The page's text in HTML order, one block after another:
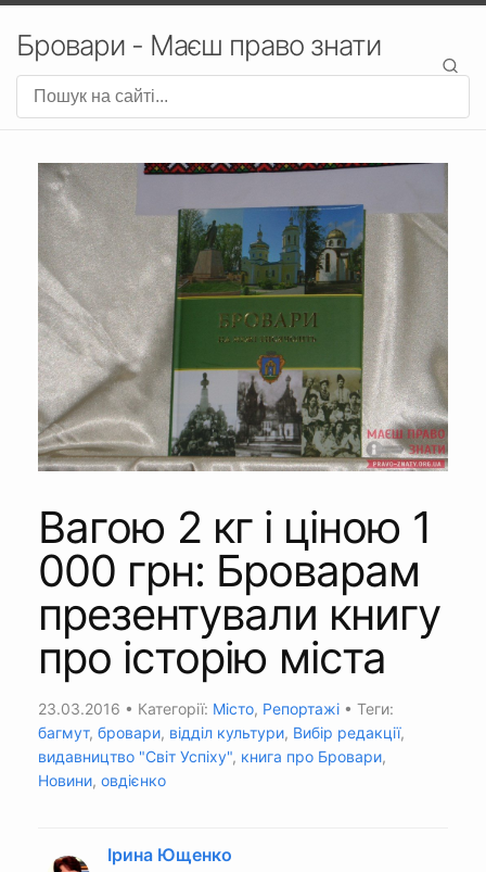
Бровари - Маєш право знати
Вагою 2 кг і ціною 1
000 грн: Броварам
презентували книгу
про історію міста
23.03.2016 • Категорії: Місто, Репортажі • Теги:
багмут, бровари, відділ культури, Вибір редакції,
видавництво "Світ Успіху", книга про Бровари,
Новини, овдієнко
Ірина Ющенко